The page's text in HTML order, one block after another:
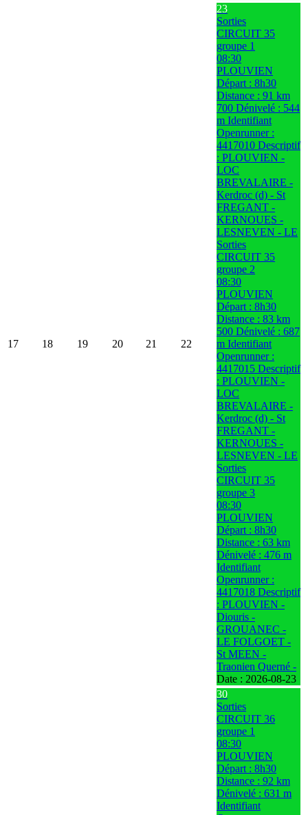
17 18 19 20 21 22
23
Sorties
CIRCUIT 35
groupe 1
08:30
PLOUVIEN
Départ : 8h30
Distance : 91 km
700 Dénivelé : 544
m Identifiant
Openrunner :
4417010 Descriptif
: PLOUVIEN -
LOC
BREVALAIRE -
Kerdroc (d) - St
FREGANT -
KERNOUES -
LESNEVEN - LE
Sorties
CIRCUIT 35
groupe 2
08:30
PLOUVIEN
Départ : 8h30
Distance : 83 km
500 Dénivelé : 687
m Identifiant
Openrunner :
4417015 Descriptif
: PLOUVIEN -
LOC
BREVALAIRE -
Kerdroc (d) - St
FREGANT -
KERNOUES -
LESNEVEN - LE
Sorties
CIRCUIT 35
groupe 3
08:30
PLOUVIEN
Départ : 8h30
Distance : 63 km
Dénivelé : 476 m
Identifiant
Openrunner :
4417018 Descriptif
: PLOUVIEN -
Diouris -
GROUANEC -
LE FOLGOET -
St MEEN -
Traonien Querné -
Date : 2026-08-23
30
Sorties
CIRCUIT 36
groupe 1
08:30
PLOUVIEN
Départ : 8h30
Distance : 92 km
Dénivelé : 631 m
Identifiant